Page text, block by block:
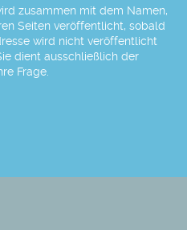
zusammen mit dem Namen,
Seiten veröffentlicht, sobald
wird nicht veröffentlicht
dient ausschließlich der
Frage.